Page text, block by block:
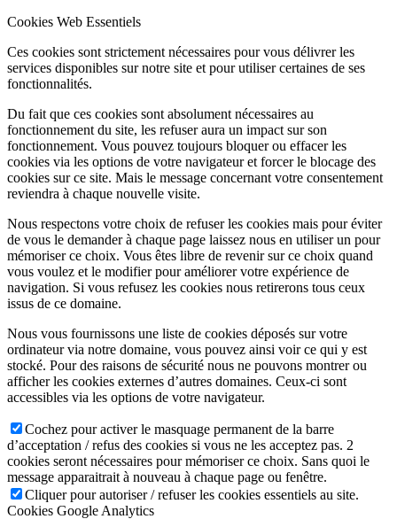
Cookies Web Essentiels
Ces cookies sont strictement nécessaires pour vous délivrer les
services disponibles sur notre site et pour utiliser certaines de ses
fonctionnalités.
Du fait que ces cookies sont absolument nécessaires au
fonctionnement du site, les refuser aura un impact sur son
fonctionnement. Vous pouvez toujours bloquer ou effacer les
cookies via les options de votre navigateur et forcer le blocage des
cookies sur ce site. Mais le message concernant votre consentement
reviendra à chaque nouvelle visite.
Nous respectons votre choix de refuser les cookies mais pour éviter
de vous le demander à chaque page laissez nous en utiliser un pour
mémoriser ce choix. Vous êtes libre de revenir sur ce choix quand
vous voulez et le modifier pour améliorer votre expérience de
navigation. Si vous refusez les cookies nous retirerons tous ceux
issus de ce domaine.
Nous vous fournissons une liste de cookies déposés sur votre
ordinateur via notre domaine, vous pouvez ainsi voir ce qui y est
stocké. Pour des raisons de sécurité nous ne pouvons montrer ou
afficher les cookies externes d’autres domaines. Ceux-ci sont
accessibles via les options de votre navigateur.
Cochez pour activer le masquage permanent de la barre
d’acceptation / refus des cookies si vous ne les acceptez pas. 2
cookies seront nécessaires pour mémoriser ce choix. Sans quoi le
message apparaitrait à nouveau à chaque page ou fenêtre.
Cliquer pour autoriser / refuser les cookies essentiels au site.
Cookies Google Analytics